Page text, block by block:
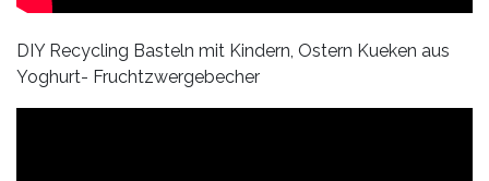
DIY Recycling Basteln mit Kindern, Ostern Kueken aus
Yoghurt- Fruchtzwergebecher